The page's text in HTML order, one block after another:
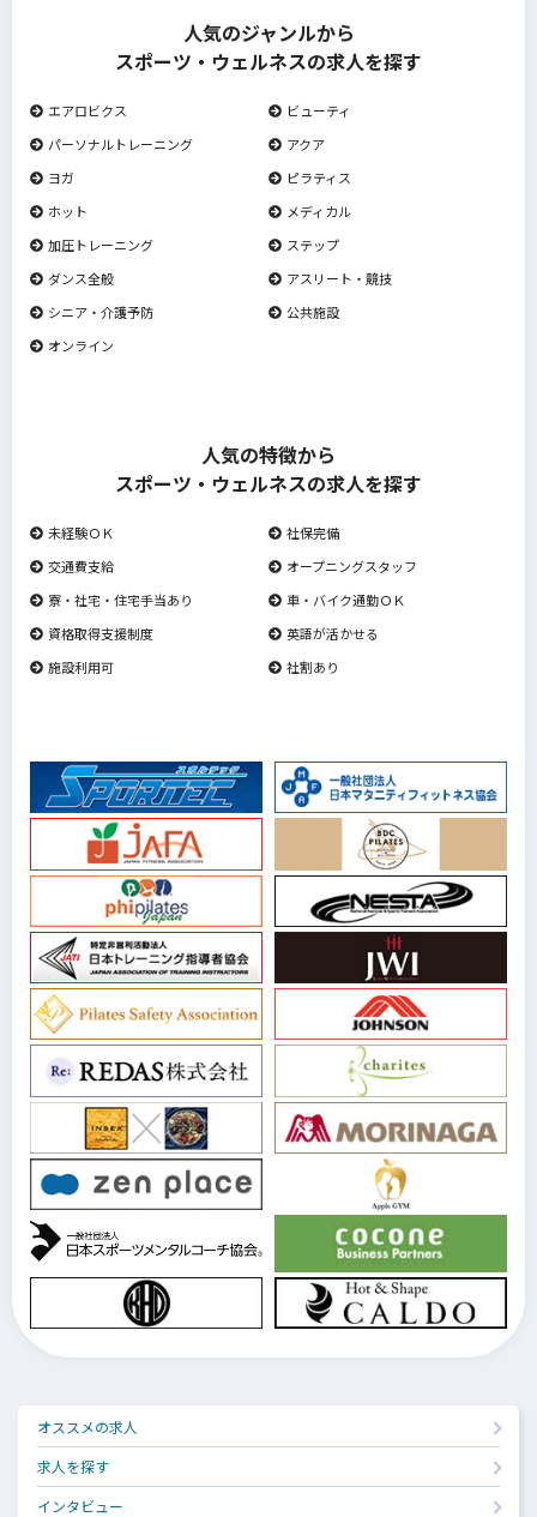
人気のジャンルから
スポーツ・ウェルネスの求人を探す
エアロビクス
ビューティ
パーソナルトレーニング
アクア
ヨガ
ピラティス
ホット
メディカル
加圧トレーニング
ステップ
ダンス全般
アスリート・競技
シニア・介護予防
公共施設
オンライン
人気の特徴から
スポーツ・ウェルネスの求人を探す
未経験ＯＫ
社保完備
交通費支給
オープニングスタッフ
寮・社宅・住宅手当あり
車・バイク通勤ＯＫ
資格取得支援制度
英語が活かせる
施設利用可
社割あり
オススメの求人
求人を探す
インタビュー